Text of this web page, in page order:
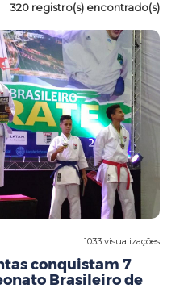
320 registro(s) encontrado(s)
1033 visualizações
conquistam 7
Brasileiro de